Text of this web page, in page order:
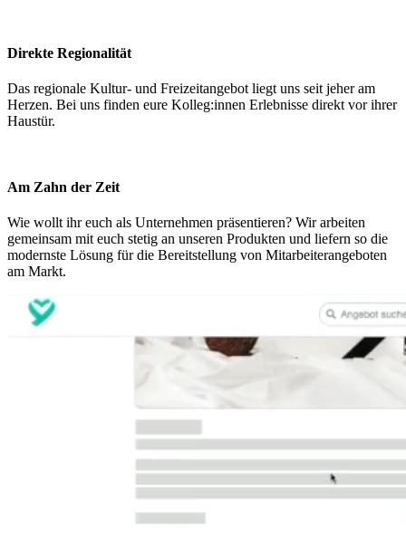
Direkte Regionalität
Das regionale Kultur- und Freizeitangebot liegt uns seit jeher am
Herzen. Bei uns finden eure Kolleg:innen Erlebnisse direkt vor ihrer
Haustür.
Am Zahn der Zeit
Wie wollt ihr euch als Unternehmen präsentieren? Wir arbeiten
gemeinsam mit euch stetig an unseren Produkten und liefern so die
modernste Lösung für die Bereitstellung von Mitarbeiterangeboten
am Markt.